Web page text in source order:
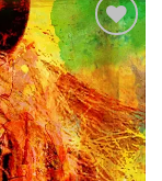
Ajouter
à la
liste
d’envies